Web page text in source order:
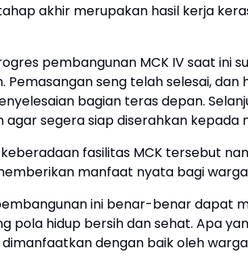
akhir merupakan hasil kerja
pembangunan MCK IV saat ini
Pemasangan seng telah selesai,
bagian teras depan.
agar segera siap diserahkan kepada
fasilitas MCK tersebut
manfaat nyata bagi warga
ini benar-benar dapat
pola hidup bersih dan sehat. Apa
dengan baik oleh